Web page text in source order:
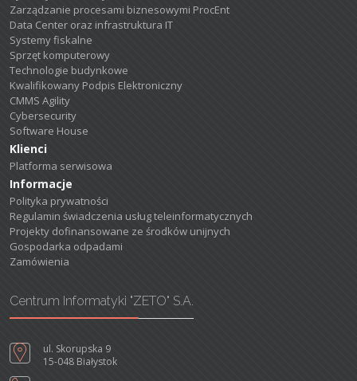
Zarządzanie procesami biznesowymi ProcEnt
Data Center oraz infrastruktura IT
Systemy fiskalne
Sprzęt komputerowy
Technologie budynkowe
Kwalifikowany Podpis Elektroniczny
CMMS Agility
Cybersecurity
Software House
Klienci
Platforma serwisowa
Informacje
Polityka prywatności
Regulamin świadczenia usług teleinformatycznych
Projekty dofinansowane ze środków unijnych
Gospodarka odpadami
Zamówienia
Centrum Informatyki "ZETO" S.A.
ul. Skorupska 9
15-048 Białystok